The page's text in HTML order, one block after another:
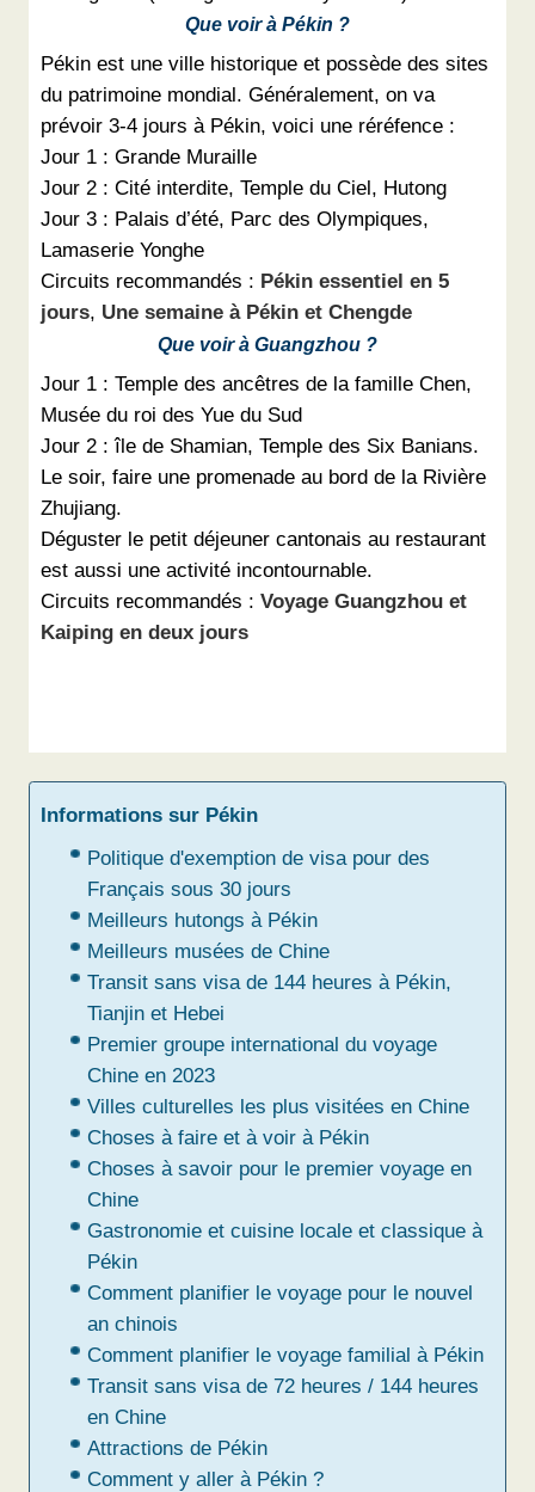
Que voir à Pékin ?
Pékin est une ville historique et possède des sites
du patrimoine mondial. Généralement, on va
prévoir 3-4 jours à Pékin, voici une réréfence :
Jour 1 : Grande Muraille
Jour 2 : Cité interdite, Temple du Ciel, Hutong
Jour 3 : Palais d’été, Parc des Olympiques,
Lamaserie Yonghe
Circuits recommandés : Pékin essentiel en 5
jours, Une semaine à Pékin et Chengde
Que voir à Guangzhou ?
Jour 1 : Temple des ancêtres de la famille Chen,
Musée du roi des Yue du Sud
Jour 2 : île de Shamian, Temple des Six Banians.
Le soir, faire une promenade au bord de la Rivière
Zhujiang.
Déguster le petit déjeuner cantonais au restaurant
est aussi une activité incontournable.
Circuits recommandés : Voyage Guangzhou et
Kaiping en deux jours
Informations sur Pékin
Politique d'exemption de visa pour des
Français sous 30 jours
Meilleurs hutongs à Pékin
Meilleurs musées de Chine
Transit sans visa de 144 heures à Pékin,
Tianjin et Hebei
Premier groupe international du voyage
Chine en 2023
Villes culturelles les plus visitées en Chine
Choses à faire et à voir à Pékin
Choses à savoir pour le premier voyage en
Chine
Gastronomie et cuisine locale et classique à
Pékin
Comment planifier le voyage pour le nouvel
an chinois
Comment planifier le voyage familial à Pékin
Transit sans visa de 72 heures / 144 heures
en Chine
Attractions de Pékin
Comment y aller à Pékin ?